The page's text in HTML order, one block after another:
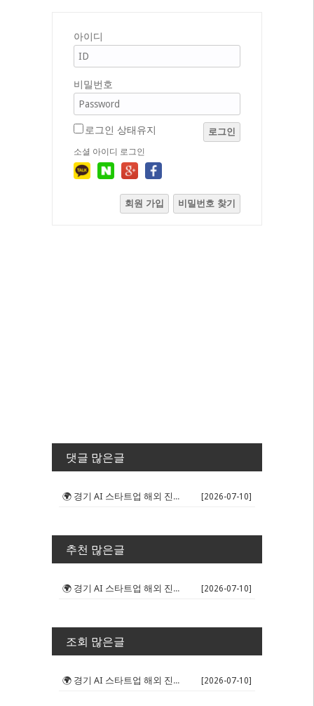
아이디
비밀번호
로그인 상태유지 로그인
소셜 아이디 로그인
회원 가입 비밀번호 찾기
댓글 많은글
🌍 경기 AI 스타트업 해외 진출 판... [2026-07-10]
추천 많은글
🌍 경기 AI 스타트업 해외 진출 판... [2026-07-10]
조회 많은글
🌍 경기 AI 스타트업 해외 진출 판... [2026-07-10]